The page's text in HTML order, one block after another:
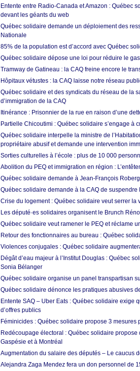
Entente entre Radio-Canada et Amazon : Québec
devant les géants du web
Québec solidaire demande un déploiement des
Nationale
85% de la population est d’accord avec Québec
Québec solidaire dépose une loi pour réduire le
Tramway de Gatineau : la CAQ freine encore le
Hôpitaux vétustes : la CAQ laisse notre réseau
Québec solidaire et des syndicats du réseau de la
d’immigration de la CAQ
Itinérance : Prisonnier de la rue en raison d’une
Partielle Chicoutimi : Québec solidaire s’engage à
Québec solidaire interpelle la ministre de
propriétaire abusif et demande une intervention
Sorties culturelles à l’école : plus de 10 000
Abolition du PEQ et immigration en région :
Québec solidaire demande à Jean-François
Québec solidaire demande à la CAQ de
Crise du logement : Québec solidaire veut serrer la
Les député·es solidaires organisent le Brunch
Québec solidaire veut ramener le PEQ et réclame
Retour des fonctionnaires au bureau : Québec
Violences conjugales : Québec solidaire
Dégât d’eau majeur à l’Institut Douglas : Québec
Sonia Bélanger
Québec solidaire organise un panel transpartisan
Québec solidaire dénonce les pratiques abusives
Entente SAQ – Uber Eats : Québec solidaire
d’offres publics
Féminicides : Québec solidaire propose 3 mesures
Redécoupage électoral : Québec solidaire
Gaspésie et à Montréal
Augmentation du salaire des députés – Le caucus
Alejandra Zaga Mendez fera un don personnel de